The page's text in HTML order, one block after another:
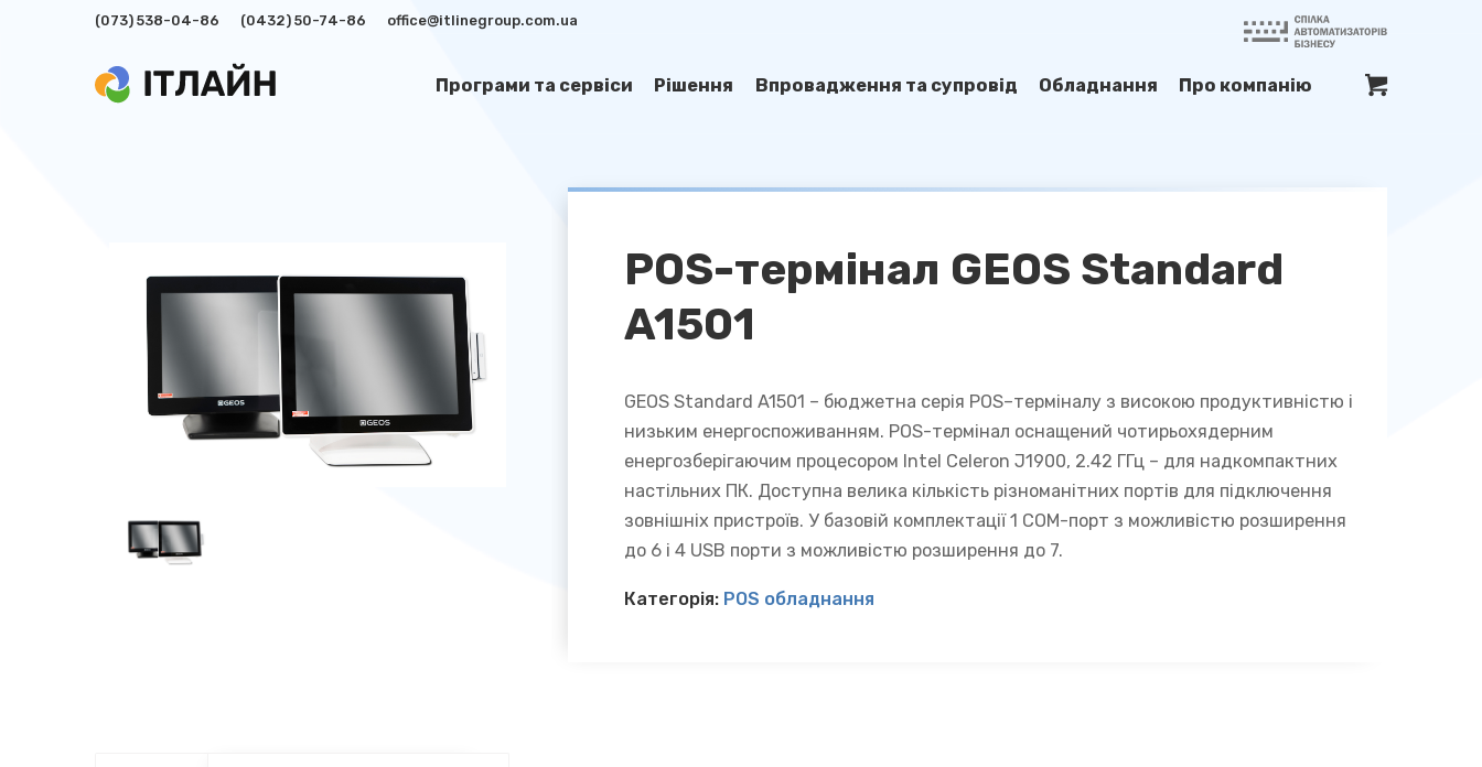
(073) 538-04-86 (0432) 50-74-86 office@itlinegroup.com.ua
Програми та сервіси Рішення Впровадження та супровід Обладнання Про компанію
POS-термінал GEOS Standard
A1501
GEOS Standard A1501 – бюджетна серія POS–терміналу з високою продуктивністю і
низьким енергоспоживанням. POS-термінал оснащений чотирьохядерним
енергозберігаючим процесором Intel Celeron J1900, 2.42 ГГц – для надкомпактних
настільних ПК. Доступна велика кількість різноманітних портів для підключення
зовнішніх пристроїв. У базовій комплектації 1 COM-порт з можливістю розширення
до 6 і 4 USB порти з можливістю розширення до 7.
Категорія: POS обладнання